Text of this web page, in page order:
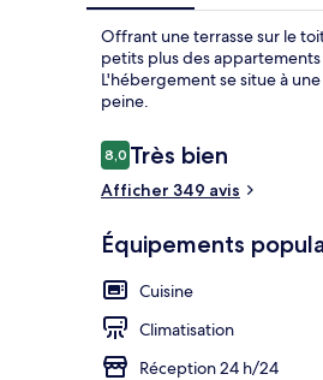
Offrant une terrasse sur le
petits plus des
L'hébergement se situe à
peine.
Avis
voyageurs
8,08,0 sur 10
Très bien
Afficher 349 avis
Équipements
Cuisine
Climatisation
Réception 24 h/24